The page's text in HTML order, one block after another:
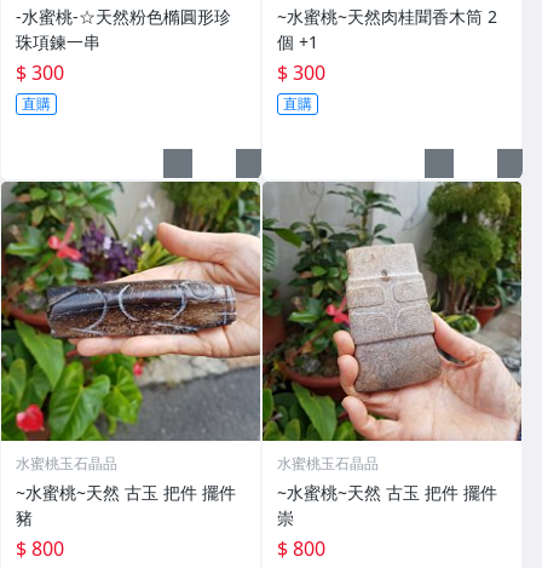
-水蜜桃-☆天然粉色橢圓形珍
珠項鍊一串
$ 300
直購
~水蜜桃~天然肉桂聞香木筒 2
個 +1
$ 300
直購
水蜜桃玉石晶品
~水蜜桃~天然 古玉 把件 擺件
豬
$ 800
水蜜桃玉石晶品
~水蜜桃~天然 古玉 把件 擺件
崇
$ 800